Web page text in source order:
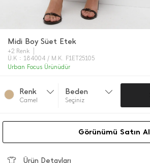
Midi Boy Süet Etek
+2 Renk
Ü.K : 184004 / M.K. F1ET25105
Urban Focus Ürünüdür
Renk
Camel
Beden
Seçiniz
Görünümü Satın Al
Ürün Detayları